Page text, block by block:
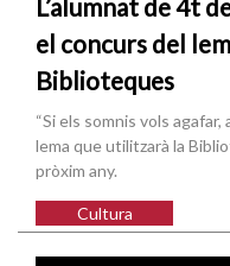
L’alumnat de 4t
el concurs del
Biblioteques
“Si els somnis vols agafar,
lema que utilitzarà la
pròxim any.
Cultura